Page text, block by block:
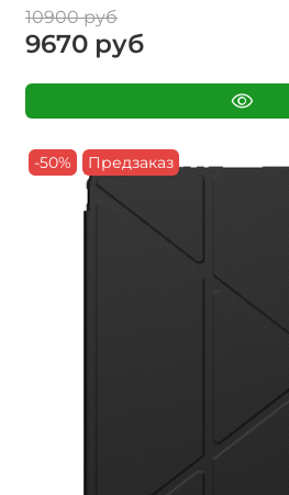
10900 руб
9670 руб
-50% Предзаказ